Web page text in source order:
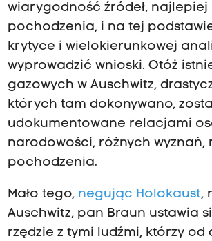
wiarygodność źródeł,
pochodzenia, i na tej
krytyce i wielokierunkowej
wyprowadzić wnioski. Otóż
gazowych w Auschwitz,
których tam dokonywano,
udokumentowane relacjami
narodowości, różnych wyznań,
pochodzenia.
Mało tego, negując Holokaust,
Auschwitz, pan Braun ustawia
rzędzie z tymi ludźmi, którzy od